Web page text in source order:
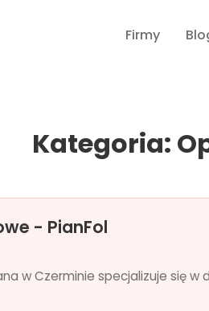
Firmy
Kategoria:
- PianFol
w Czerminie specjalizuje się